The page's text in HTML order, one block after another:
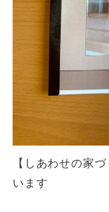
【しあわせの家
います